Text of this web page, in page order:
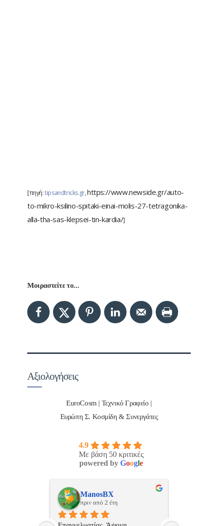
[πηγή:tipsandtricks.gr,https://www.newside.gr/auto-
to-mikro-ksilino-spitaki-einai-molis-27-tetragonika-
alla-tha-sas-klepsei-tin-kardia/]
Μοιραστείτε το...
Αξιολογήσεις
EuroCosm | Τεχνικό Γραφείο |
Ευρώπη Σ. Κοσμίδη & Συνεργάτες
4.9
Με βάση 50 κριτικές
powered by Google
ManosBX
πριν από 2 έτη